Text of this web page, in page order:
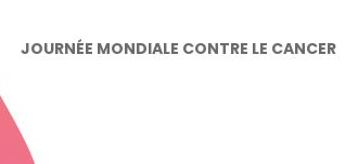
JOURNÉE MONDIALE CONTRE LE CANCER